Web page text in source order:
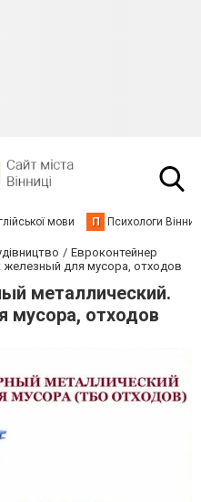
мови П Психологи
Евроконтейнер
для мусора, отходов
металлический.
мусора, отходов